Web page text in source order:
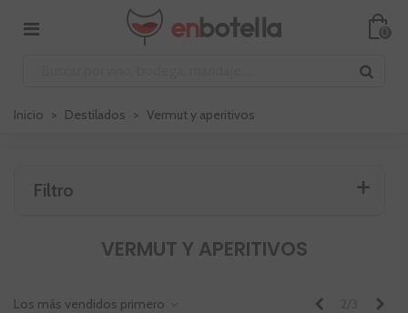
0
Inicio > Destilados > Vermut y aperitivos
Filtro
VERMUT Y APERITIVOS
Los más vendidos primero